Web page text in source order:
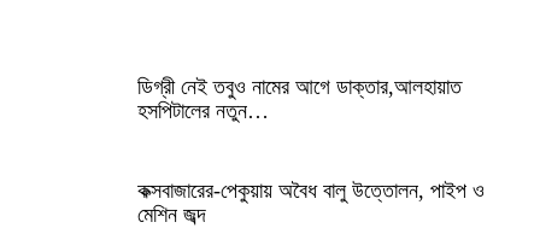
ডিগ্রী নেই তবুও নামের আগে ডাক্তার,আলহায়াত
হসপিটালের নতুন…
কক্সবাজারের-পেকুয়ায় অবৈধ বালু উত্তোলন, পাইপ ও
মেশিন জব্দ